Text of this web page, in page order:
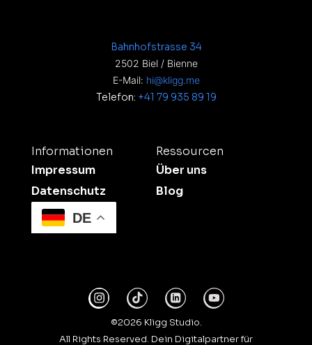
Bahnhofstrasse 34
2502 Biel / Bienne
E-Mail: hi@kligg.me
Telefon: +41 79 935 89 19
Informationen
Impressum
Datenschutz
Ressourcen
Über uns
Blog
DE
©2026 Kligg Studio.
All Rights Reserved. Dein Digitalpartner für